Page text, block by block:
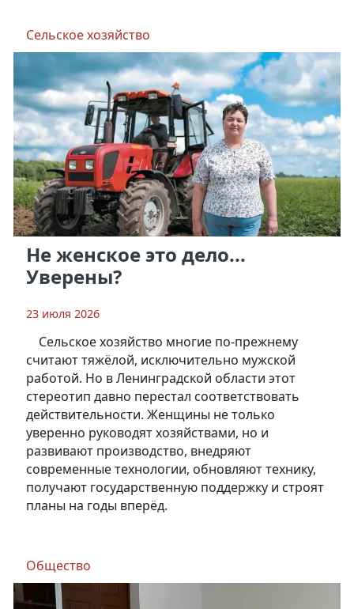
Сельское хозяйство
Не женское это дело...
Уверены?
23 июля 2026
Сельское хозяйство многие по-прежнему
считают тяжёлой, исключительно мужской
работой. Но в Ленинградской области этот
стереотип давно перестал соответствовать
действительности. Женщины не только
уверенно руководят хозяйствами, но и
развивают производство, внедряют
современные технологии, обновляют технику,
получают государственную поддержку и строят
планы на годы вперёд.
Общество